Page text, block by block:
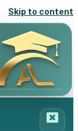
Skip to content